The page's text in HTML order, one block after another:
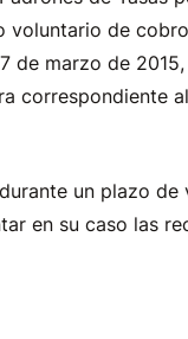
voluntario de
de marzo de
correspondiente
un plazo
en su caso las